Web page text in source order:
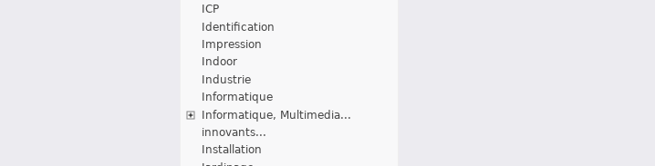
ICP
Identification
Impression
Indoor
Industrie
Informatique
Informatique, Multimedia...
innovants...
Installation